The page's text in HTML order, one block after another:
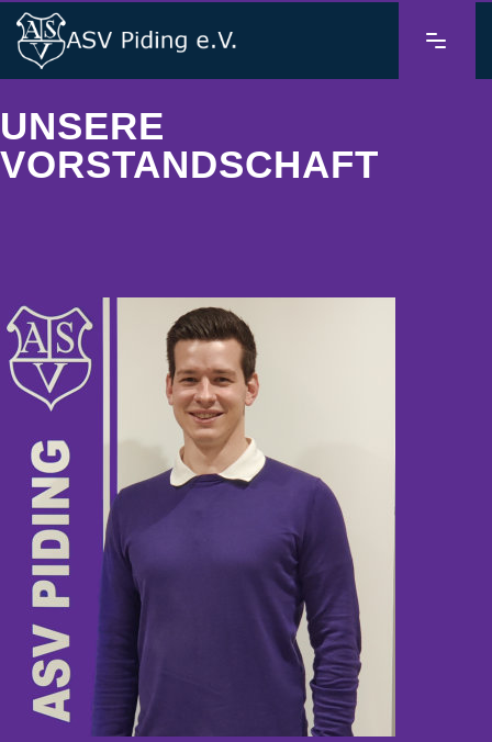
UNSERE
VORSTANDSCHAFT